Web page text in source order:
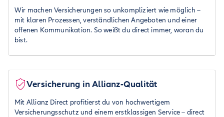
Wir machen Versicherungen so unkompliziert wie möglich –
mit klaren Prozessen, verständlichen Angeboten und einer
offenen Kommunikation. So weißt du direct immer, woran du
bist.
Versicherung in Allianz-Qualität
Mit Allianz Direct profitierst du von hochwertigem
Versicherungsschutz und einem erstklassigen Service – direct